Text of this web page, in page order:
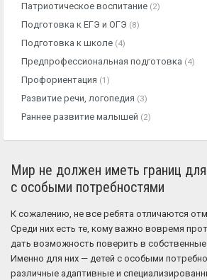
Патриотическое воспитание (2)
Подготовка к ЕГЭ и ОГЭ (8)
Подготовка к школе (4)
Предпрофессиональная подготовка (4)
Профориентация (1)
Развитие речи, логопедия (3)
Раннее развитие малышей (2)
Мир не должен иметь границ
с особыми потребностями
К сожалению, не все ребята отличаются
Среди них есть те, кому важно вовремя
дать возможность поверить в
Именно для них — детей с особыми
различные адаптивные и